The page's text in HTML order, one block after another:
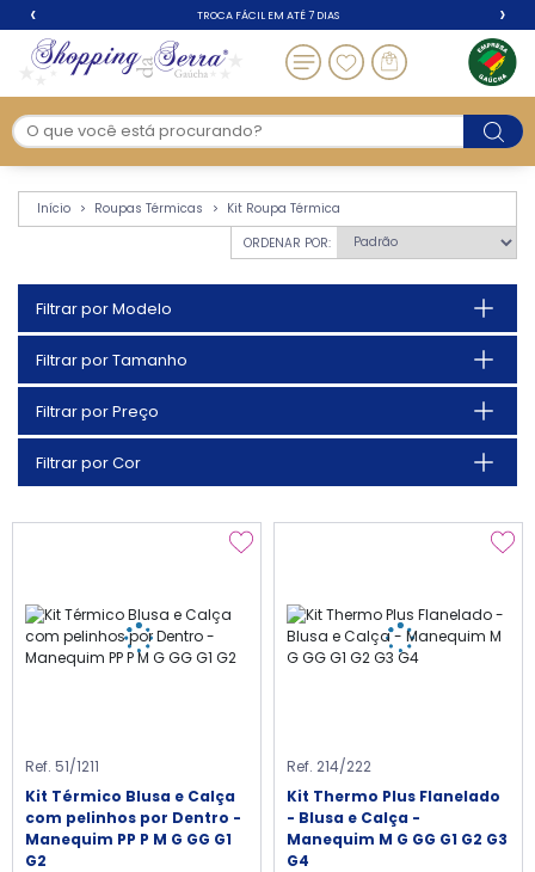
Kit Roupa Térmica -
TROCA FÁCIL EM ATÉ 7 DIAS
‹ ›
Início Roupas Térmicas
Kit Roupa Térmica
ORDENAR POR:
Filtrar por Modelo
Filtrar por Tamanho
Filtrar por Preço
Filtrar por Cor
Ref. 51/1211
Kit Térmico Blusa e Calça
com pelinhos por Dentro -
Manequim PP P M G GG G1
G2
Ref. 214/222
Kit Thermo Plus Flanelado
- Blusa e Calça -
Manequim M G GG G1 G2 G3
G4